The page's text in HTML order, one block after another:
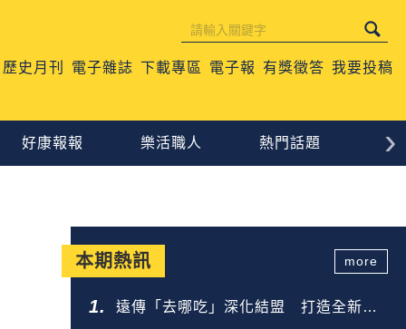
歷史月刊 電子雜誌 下載專區 電子報 有獎徵答 我要投稿
好康報報 樂活職人 熱門話題 生
›
本期熱訊
遠傳「去哪吃」深化結盟 打造全新餐
more